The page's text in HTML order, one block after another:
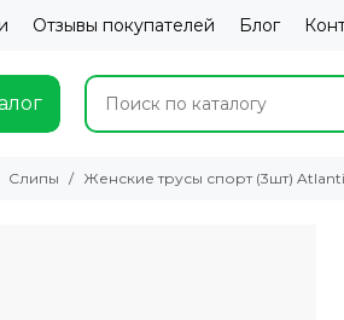
Отзывы покупателей Блог
Слипы Женские трусы спорт (3шт)